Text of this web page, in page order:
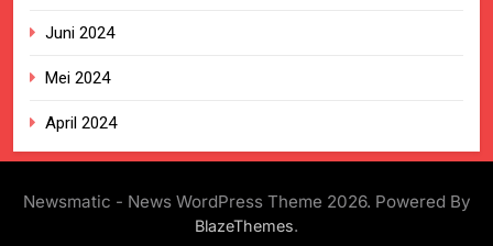
Juni 2024
Mei 2024
April 2024
Newsmatic - News WordPress Theme 2026. Powered By
BlazeThemes.